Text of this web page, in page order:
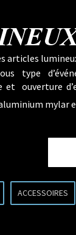
articles
type
ouverture
mylar
ACCESSOIRES